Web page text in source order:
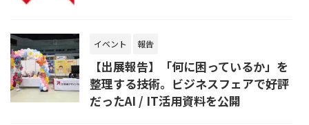
イベント 報告
【出展報告】「何に困っているか」を
整理する技術。ビジネスフェアで好評
だったAI / IT活用資料を公開